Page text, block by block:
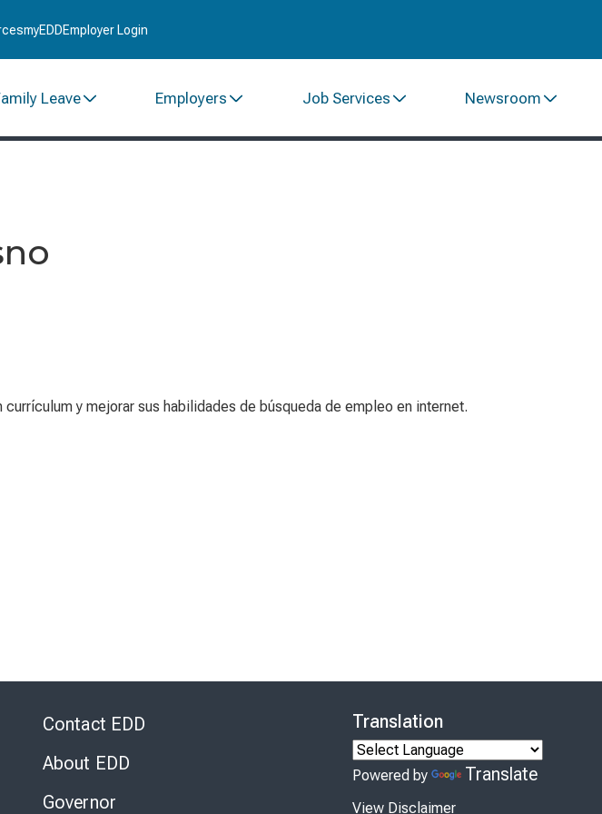
myEDDEmployer Login
Leave Employers Job Services Newsroom
y mejorar sus habilidades de búsqueda de empleo en internet.
Contact EDD
About EDD
Governor
Translation
Powered by Translate
View Disclaimer